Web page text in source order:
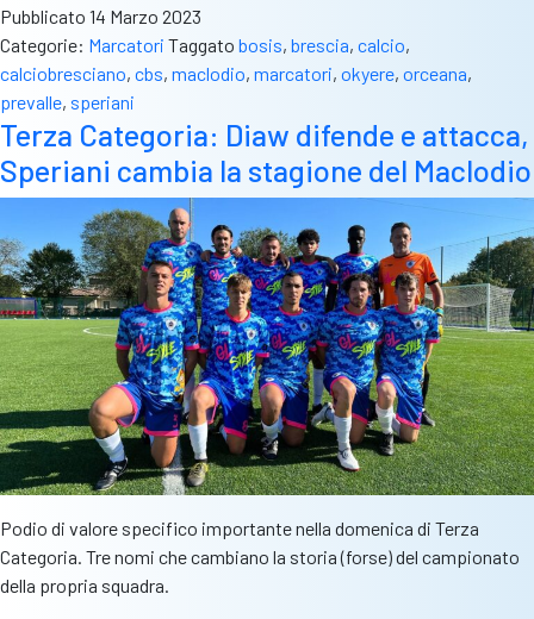
Pubblicato 14 Marzo 2023
Categorie: Marcatori Taggato bosis, brescia, calcio,
calciobresciano, cbs, maclodio, marcatori, okyere, orceana,
prevalle, speriani
Terza Categoria: Diaw difende e attacca,
Speriani cambia la stagione del Maclodio
Podio di valore specifico importante nella domenica di Terza
Categoria. Tre nomi che cambiano la storia (forse) del campionato
della propria squadra.